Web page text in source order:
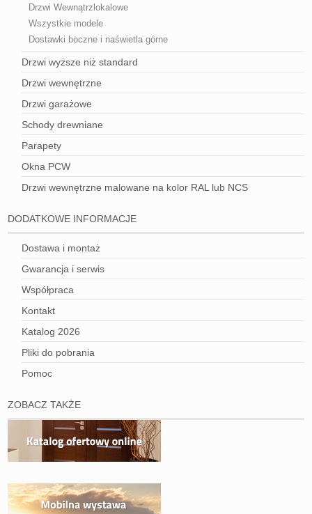
Drzwi Wewnątrzlokalowe
Wszystkie modele
Dostawki boczne i naświetla górne
Drzwi wyższe niż standard
Drzwi wewnętrzne
Drzwi garażowe
Schody drewniane
Parapety
Okna PCW
Drzwi wewnętrzne malowane na kolor RAL lub NCS
DODATKOWE INFORMACJE
Dostawa i montaż
Gwarancja i serwis
Współpraca
Kontakt
Katalog 2026
Pliki do pobrania
Pomoc
ZOBACZ TAKŻE